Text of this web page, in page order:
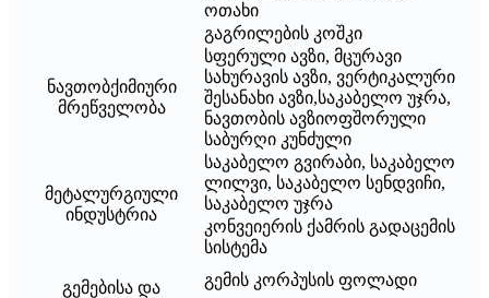
ოთახი
გაგრილების კოშკი
ნავთობქიმიური
მრეწველობა
სფერული ავზი, მცურავი
სახურავის ავზი, ვერტიკალური
შესანახი ავზი,საკაბელო უჯრა,
ნავთობის ავზიოფშორული
საბურღი კუნძული
მეტალურგიული
ინდუსტრია
საკაბელო გვირაბი, საკაბელო
ლილვი, საკაბელო სენდვიჩი,
საკაბელო უჯრა
კონვეიერის ქამრის გადაცემის
სისტემა
გემებისა და
გემის კორპუსის ფოლადი